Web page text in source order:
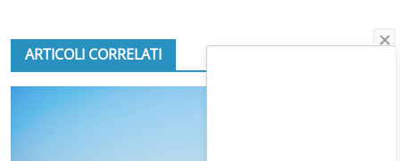
ARTICOLI CORRELATI